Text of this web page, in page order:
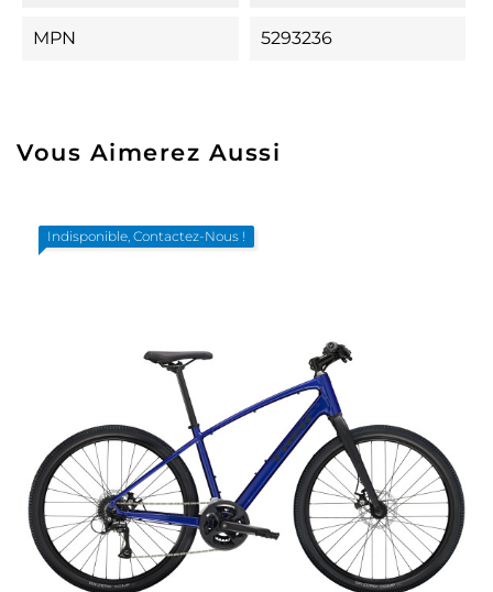
MPN 5293236
Vous Aimerez Aussi
Indisponible, Contactez-Nous !